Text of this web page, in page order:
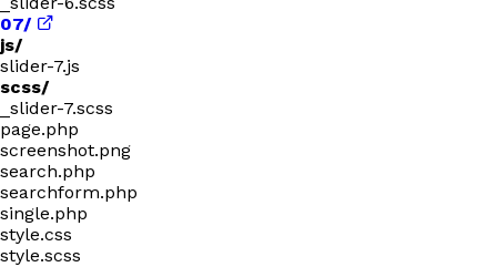
07/
js/
slider-7.js
scss/
_slider-7.scss
page.php
screenshot.png
search.php
searchform.php
single.php
style.css
style.scss